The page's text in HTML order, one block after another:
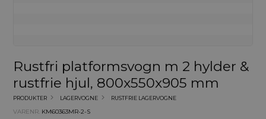
Rustfri platformsvogn m 2 hylder &
rustfrie hjul, 800x550x905 mm
PRODUKTER LAGERVOGNE RUSTFRIE LAGERVOGNE
VARENR. KM60363MR-2-S